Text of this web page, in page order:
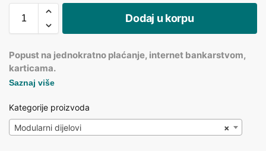
Dodaj u korpu
Popust na jednokratno plaćanje, internet bankarstvom,
karticama.
Saznaj više
Kategorije proizvoda
×
Modularni dijelovi